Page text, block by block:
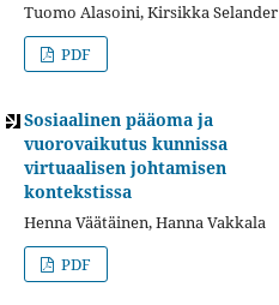
Tuomo Alasoini, Kirsikka Selander
PDF
Sosiaalinen pääoma ja
vuorovaikutus kunnissa
virtuaalisen johtamisen
kontekstissa
Henna Väätäinen, Hanna Vakkala
PDF